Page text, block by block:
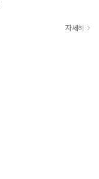
자세히